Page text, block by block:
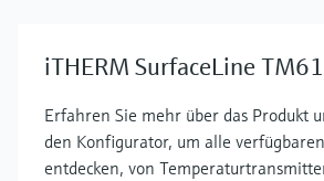
iTHERM SurfaceLine
Erfahren Sie mehr über das Produkt
den Konfigurator, um alle
entdecken, von